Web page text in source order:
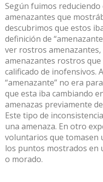
Según fuimos
amenazantes que
descubrimos que estos
definición de
ver rostros
amenazantes rostros
calificado de inofensivos.
“amenazante” no era
que esta iba cambiando
amenazas previamente
Este tipo de
una amenaza. En otro
voluntarios que tomasen
los puntos mostrados en
o morado.